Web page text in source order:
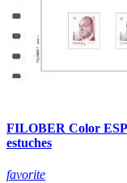
FILOBER Color
estuches
favorite